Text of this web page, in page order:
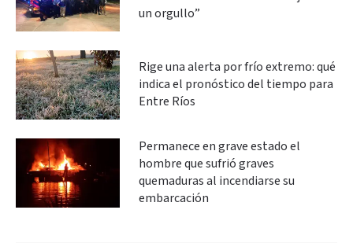
un orgullo”
Rige una alerta por frío extremo: qué
indica el pronóstico del tiempo para
Entre Ríos
Permanece en grave estado el
hombre que sufrió graves
quemaduras al incendiarse su
embarcación